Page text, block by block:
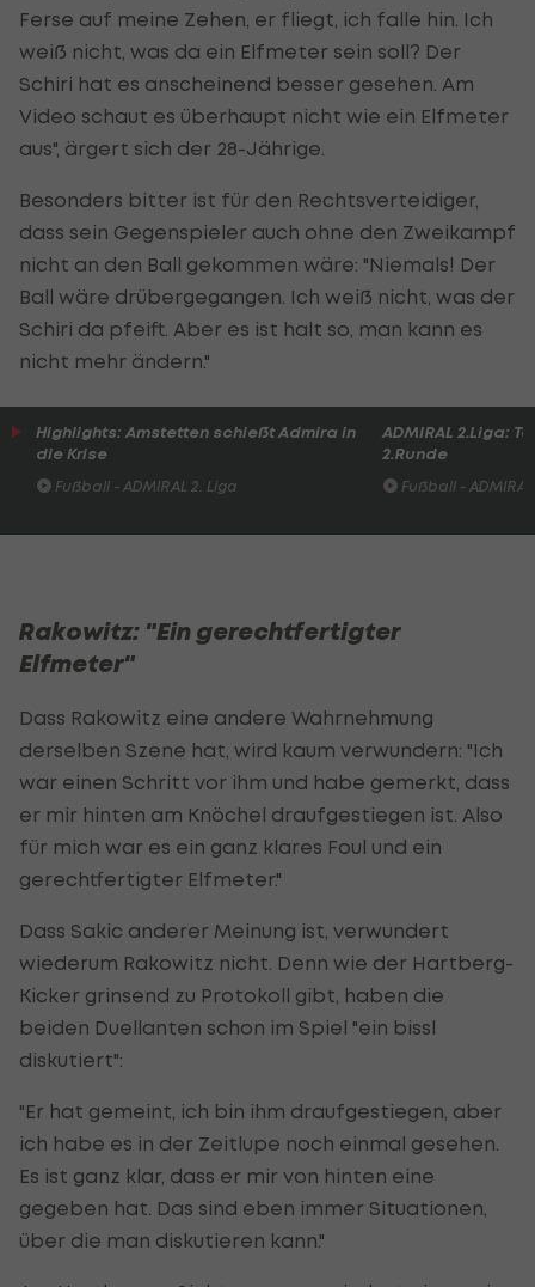
Ferse auf meine Zehen, er fliegt, ich falle hin. Ich
weiß nicht, was da ein Elfmeter sein soll? Der
Schiri hat es anscheinend besser gesehen. Am
Video schaut es überhaupt nicht wie ein Elfmeter
aus", ärgert sich der 28-Jährige.
Besonders bitter ist für den Rechtsverteidiger,
dass sein Gegenspieler auch ohne den Zweikampf
nicht an den Ball gekommen wäre: "Niemals! Der
Ball wäre drübergegangen. Ich weiß nicht, was der
Schiri da pfeift. Aber es ist halt so, man kann es
nicht mehr ändern."
Highlights: Amstetten schießt Admira in
die Krise
Fußball - ADMIRAL 2. Liga
ADMIRAL 2.Liga:
2.Runde
Fußball -
Rakowitz: "Ein gerechtfertigter
Elfmeter"
Dass Rakowitz eine andere Wahrnehmung
derselben Szene hat, wird kaum verwundern: "Ich
war einen Schritt vor ihm und habe gemerkt, dass
er mir hinten am Knöchel draufgestiegen ist. Also
für mich war es ein ganz klares Foul und ein
gerechtfertigter Elfmeter."
Dass Sakic anderer Meinung ist, verwundert
wiederum Rakowitz nicht. Denn wie der Hartberg-
Kicker grinsend zu Protokoll gibt, haben die
beiden Duellanten schon im Spiel "ein bissl
diskutiert":
"Er hat gemeint, ich bin ihm draufgestiegen, aber
ich habe es in der Zeitlupe noch einmal gesehen.
Es ist ganz klar, dass er mir von hinten eine
gegeben hat. Das sind eben immer Situationen,
über die man diskutieren kann."